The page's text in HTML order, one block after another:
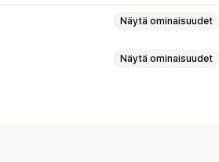
Näytä ominaisuudet
Näytä ominaisuudet